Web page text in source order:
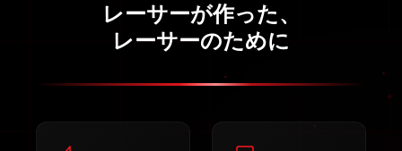
レーサーが作った、
レーサーのために